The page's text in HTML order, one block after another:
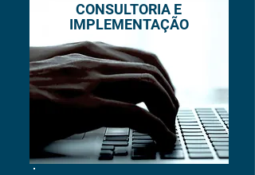
CONSULTORIA E
IMPLEMENTAÇÃO